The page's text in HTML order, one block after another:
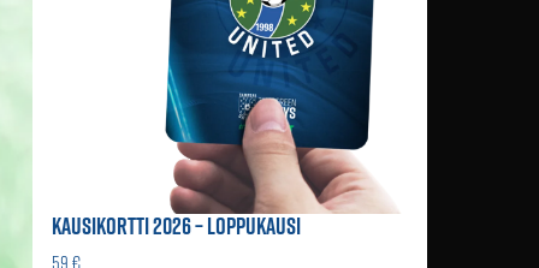
KAUSIKORTTI 2026 – LOPPUKAUSI
59 €